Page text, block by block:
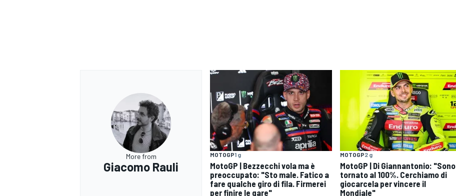
More from
Giacomo Rauli
MOTOGP1 g
MotoGP | Bezzecchi vola ma è
preoccupato: "Sto male. Fatico a
fare qualche giro di fila. Firmerei
per finire le gare"
MOTOGP2 g
MotoGP | Di Giannantonio: "Sono
tornato al 100%. Cerchiamo di
giocarcela per vincere il
Mondiale"